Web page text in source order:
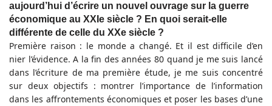
aujourd’hui d’écrire un nouvel ouvrage sur la guerre
économique au XXIe siècle ? En quoi serait-elle
différente de celle du XXe siècle ?
Première raison : le monde a changé. Et il est difficile d’en
nier l’évidence. A la fin des années 80 quand je me suis lancé
dans l’écriture de ma première étude, je me suis concentré
sur deux objectifs : montrer l’importance de l’information
dans les affrontements économiques et poser les bases d’une